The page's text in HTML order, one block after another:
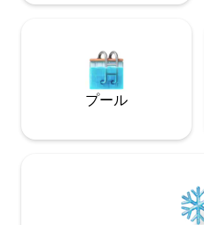
プール